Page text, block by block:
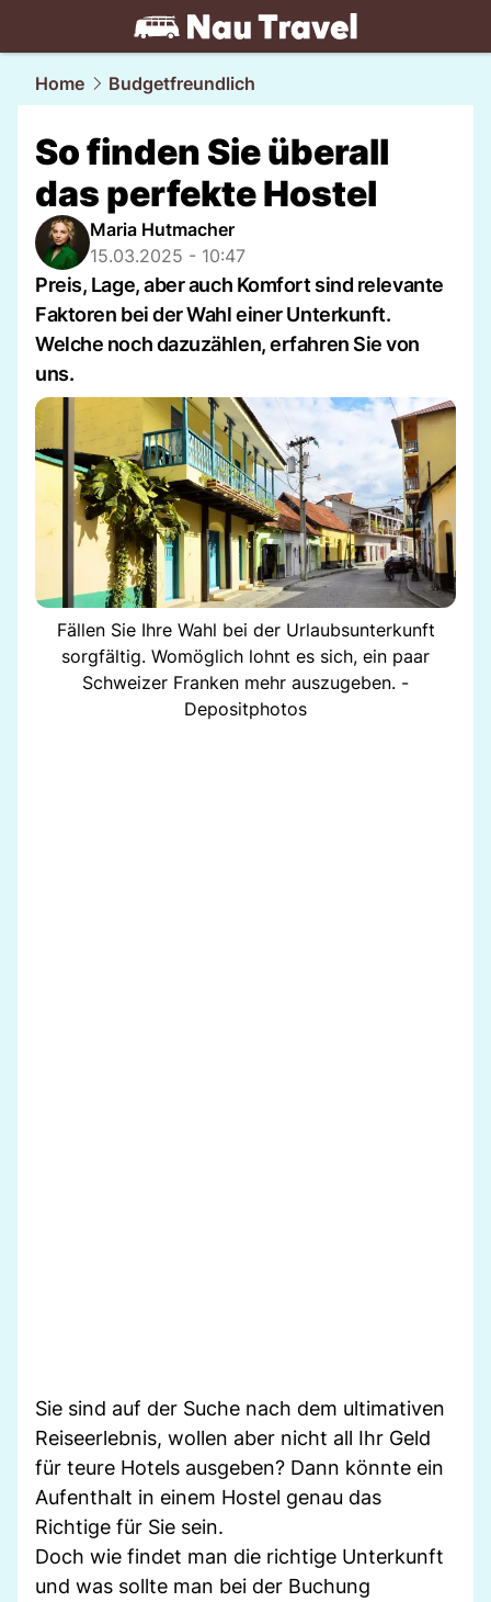
travel.NAU.ch
Home Budgetfreundlich
So finden Sie überall
das perfekte Hostel
Maria Hutmacher
15.03.2025 - 10:47
Preis, Lage, aber auch Komfort sind relevante
Faktoren bei der Wahl einer Unterkunft.
Welche noch dazuzählen, erfahren Sie von
uns.
Fällen Sie Ihre Wahl bei der Urlaubsunterkunft
sorgfältig. Womöglich lohnt es sich, ein paar
Schweizer Franken mehr auszugeben. -
Depositphotos
Sie sind auf der Suche nach dem ultimativen
Reiseerlebnis, wollen aber nicht all Ihr Geld
für teure Hotels ausgeben? Dann könnte ein
Aufenthalt in einem Hostel genau das
Richtige für Sie sein.
Doch wie findet man die richtige Unterkunft
und was sollte man bei der Buchung